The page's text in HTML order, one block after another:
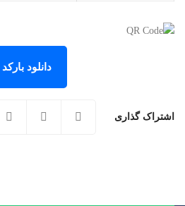
دانلود بارکد
اشتراک گذاری